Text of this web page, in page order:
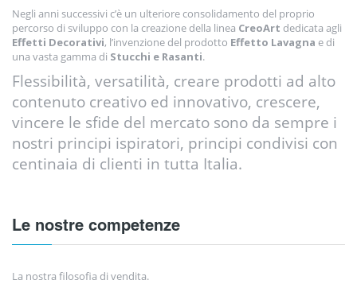
Negli anni successivi c’è un ulteriore consolidamento del proprio
percorso di sviluppo con la creazione della linea CreoArt dedicata agli
Effetti Decorativi, l’invenzione del prodotto Effetto Lavagna e di
una vasta gamma di Stucchi e Rasanti.
Flessibilità, versatilità, creare prodotti ad alto
contenuto creativo ed innovativo, crescere,
vincere le sfide del mercato sono da sempre i
nostri principi ispiratori, principi condivisi con
centinaia di clienti in tutta Italia.
Le nostre competenze
La nostra filosofia di vendita.